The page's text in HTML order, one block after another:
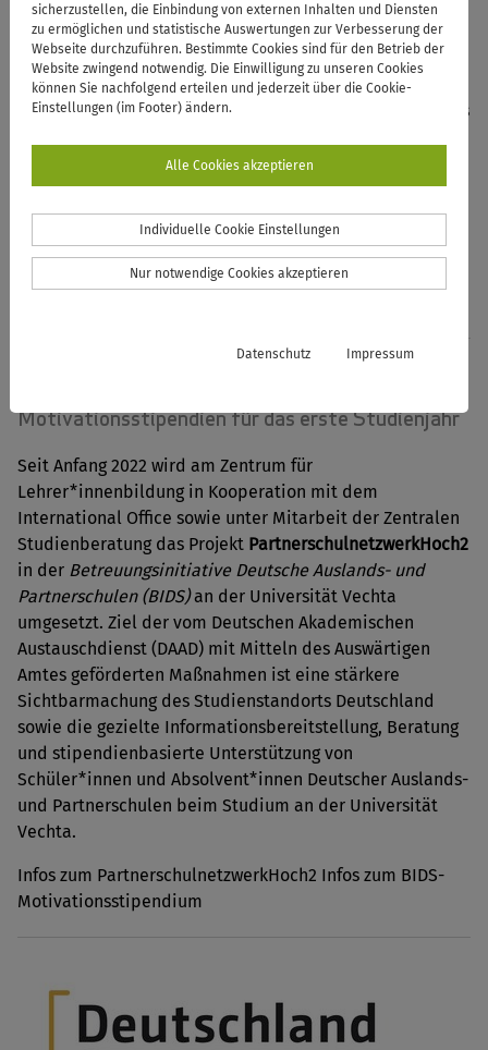
sicherzustellen, die Einbindung von externen Inhalten und Diensten
zu ermöglichen und statistische Auswertungen zur Verbesserung der
Webseite durchzuführen. Bestimmte Cookies sind für den Betrieb der
Website zwingend notwendig. Die Einwilligung zu unseren Cookies
können Sie nachfolgend erteilen und jederzeit über die Cookie-
Einstellungen (im Footer) ändern.
Alle Cookies akzeptieren
Individuelle Cookie Einstellungen
Nur notwendige Cookies akzeptieren
Datenschutz Impressum
Studium durch ein Stipendium zu finanzieren. Auf dieser
Seite kannst du dir über die vielzähligen Möglichkeiten
einen Überblick verschaffen.
EinStipendiumist eine finanzielle Förderung, die anders
Vergabe von Stipendien werden nicht nur Hochbegabte
berücksichtigt. In Deutschland gibt es beispielsweise
das Deutschlandstipendium, das ERASMUS-Programm
oder Stipendien durch die 13 Begabtenförderungswerke.
Motivationsstipendien für das erste Studienjahr
Seit Anfang 2022 wird am Zentrum für
Lehrer*innenbildung in Kooperation mit dem
International Office sowie unter Mitarbeit der Zentralen
Studienberatung das Projekt PartnerschulnetzwerkHoch2
in der Betreuungsinitiative Deutsche Auslands- und
Partnerschulen (BIDS)an der Universität Vechta
umgesetzt. Ziel der vom Deutschen Akademischen
Austauschdienst (DAAD) mit Mitteln des Auswärtigen
Amtes geförderten Maßnahmen ist eine stärkere
Sichtbarmachung des Studienstandorts Deutschland
sowie die gezielte Informationsbereitstellung, Beratung
und stipendienbasierte Unterstützung von
Schüler*innen und Absolvent*innen Deutscher Auslands-
und Partnerschulen beim Studium an der Universität
Vechta.
Infos zum PartnerschulnetzwerkHoch2 Infos zum BIDS-
Motivationsstipendium